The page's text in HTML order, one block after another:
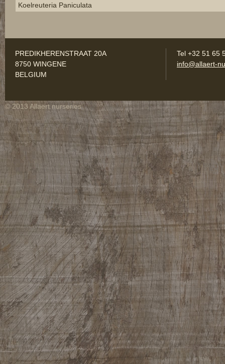
Koelreuteria Paniculata
PREDIKHERENSTRAAT 20A
8750 WINGENE
BELGIUM
Tel +32 51 65
info@allaert-
© 2013 Allaert nurseries